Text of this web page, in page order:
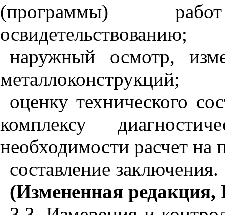
(программы)
освидетельствованию;
наружный осмотр,
металлоконструкций;
оценку технического
комплексу
необходимости расчет на
составление заключения.
(Измененная